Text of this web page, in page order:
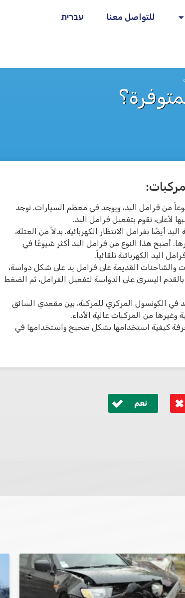
للتواصل معنا עברית
من فرامل اليد، ويوجد في معظم السيارات. توجد
لأعلى، تقوم بتفعيل فرامل اليد.
أيضًا بفرامل الانتظار الكهربائية. بدلاً من العتلة،
أصبح هذا النوع من فرامل اليد أكثر شيوعًا في
اليد الكهربائية تلقائياً.
القديمة على فرامل يد على شكل دواسة،
اليسرى على الدواسة لتفعيل الفرامل، ثم الضغط
في الكونسول المركزي للمركبة، بين مقعدي السائق
من المركبات عالية الأداء.
كيفية استخدامها بشكل صحيح واستخدامها في
نعم